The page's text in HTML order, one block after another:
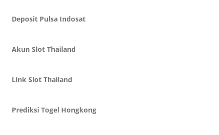
Deposit Pulsa Indosat
Akun Slot Thailand
Link Slot Thailand
Prediksi Togel Hongkong